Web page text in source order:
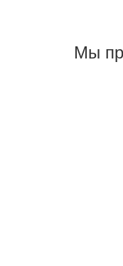
Мы